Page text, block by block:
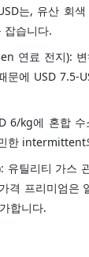
는, 유산 회
잡습니다.
연료 전지):
문에 USD 7.5-
6/kg에 혼합
한 intermittent
유틸리티 가스
격 프리미엄은
합니다.